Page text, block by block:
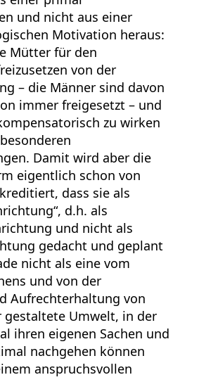
und nicht aus einer
Motivation heraus:
Mütter für den
von der
– die Männer sind davon
immer freigesetzt – und
zu wirken
Damit wird aber die
eigentlich schon von
dass sie als
d.h. als
und nicht als
gedacht und geplant
nicht als eine vom
und von der
Aufrechterhaltung von
gestaltete Umwelt, in der
ihren eigenen Sachen und
nachgehen können
anspruchsvollen